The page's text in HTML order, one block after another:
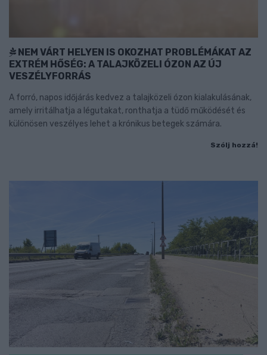
NEM VÁRT HELYEN IS OKOZHAT PROBLÉMÁKAT AZ
EXTRÉM HŐSÉG: A TALAJKÖZELI ÓZON AZ ÚJ
VESZÉLYFORRÁS
A forró, napos időjárás kedvez a talajközeli ózon kialakulásának,
amely irritálhatja a légutakat, ronthatja a tüdő működését és
különösen veszélyes lehet a krónikus betegek számára.
Szólj hozzá!